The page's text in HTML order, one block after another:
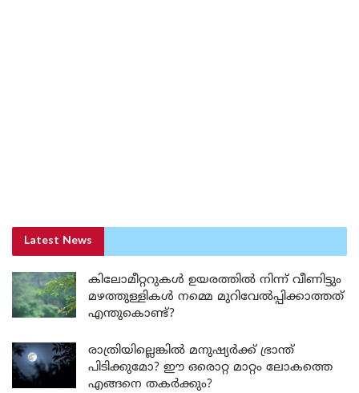
Latest News
കിലോമീറ്ററുകൾ ഉയരത്തിൽ നിന്ന് വീണിട്ടും
മഴത്തുള്ളികൾ നമ്മെ മുറിവേൽപ്പിക്കാത്തത്
എന്തുകൊണ്ട്?
രാത്രിയില്ലെങ്കിൽ മനുഷ്യർക്ക് ഭ്രാന്ത്
പിടിക്കുമോ? ഈ ഒരൊറ്റ മാറ്റം ലോകത്തെ
എങ്ങനെ തകർക്കും?